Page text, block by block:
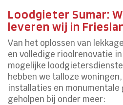
Loodgieter Sumar:
leveren wij in
Van het oplossen van
en volledige rioolrenovatie
mogelijke
hebben we talloze
installaties en monumentale
geholpen bij onder meer: